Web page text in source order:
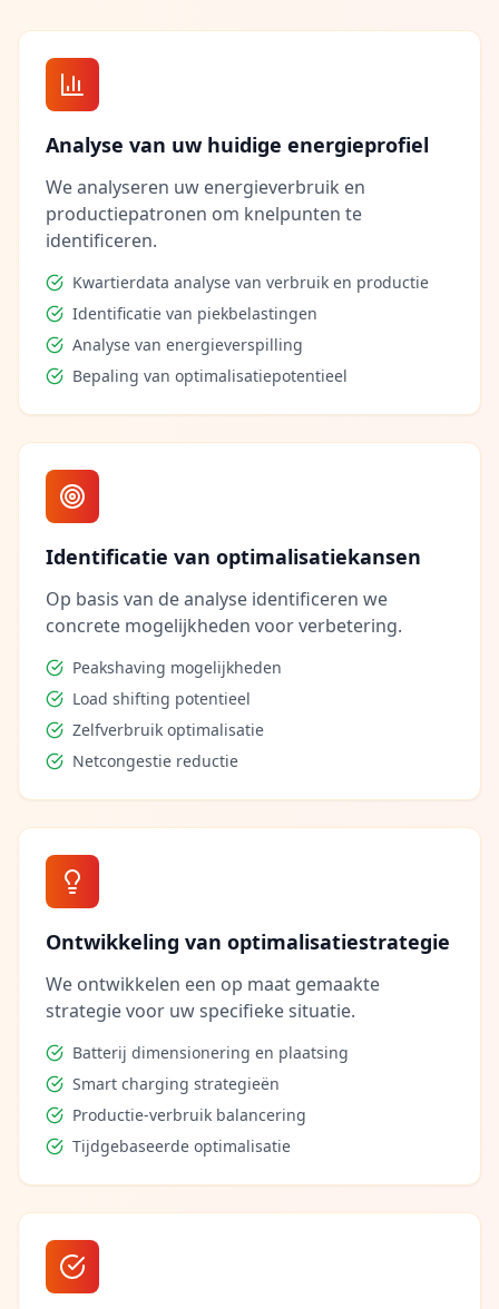
Analyse van uw huidige energieprofiel
We analyseren uw energieverbruik en
productiepatronen om knelpunten te
identificeren.
Kwartierdata analyse van verbruik en productie
Identificatie van piekbelastingen
Analyse van energieverspilling
Bepaling van optimalisatiepotentieel
Identificatie van optimalisatiekansen
Op basis van de analyse identificeren we
concrete mogelijkheden voor verbetering.
Peakshaving mogelijkheden
Load shifting potentieel
Zelfverbruik optimalisatie
Netcongestie reductie
Ontwikkeling van optimalisatiestrategie
We ontwikkelen een op maat gemaakte
strategie voor uw specifieke situatie.
Batterij dimensionering en plaatsing
Smart charging strategieën
Productie-verbruik balancering
Tijdgebaseerde optimalisatie